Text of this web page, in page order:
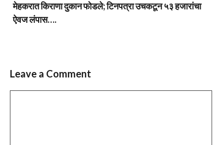
मेहकरात किराणा दुकान फोडले; टिनपत्रा उचकटून ५३ हजारांचा
ऐवज लंपास….
Leave a Comment